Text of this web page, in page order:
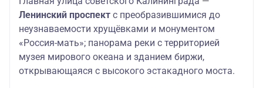
Ленинский проспект с преобразившимися до
неузнаваемости хрущёвками и монументом
«Россия-мать»; панорама реки с территорией
музея мирового океана и зданием биржи,
открывающаяся с высокого эстакадного моста.